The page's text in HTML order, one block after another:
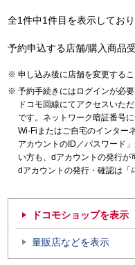
全1件中1件目を表示してお
予約申込する店舗/購入商品
申し込み後に店舗を変更するこ
予約手続きにはログインが必要
ドコモ回線にてアクセスいた
です。ネットワーク暗証番号
Wi-Fiまたはご自宅のインター
アカウントのID／パスワード
い方も、dアカウントの発行が
dアカウントの発行・確認は「
ドコモショップを表示
量販店などを表示